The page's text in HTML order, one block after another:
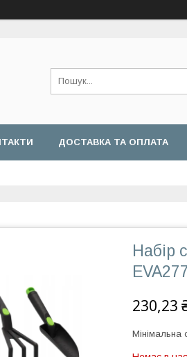
ДОСТАВКА ТА ОПЛАТА
Набір
230,23
Мінімальна